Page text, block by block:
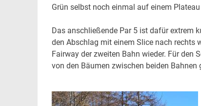
Grün selbst noch einmal auf einem
Das anschließende Par 5 ist dafür extrem
den Abschlag mit einem Slice nach rechts
Fairway der zweiten Bahn wieder. Für den
von den Bäumen zwischen beiden Bahnen